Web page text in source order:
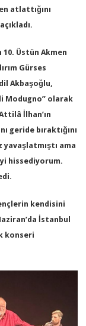
atlattığını
Üstün Akmen
Gürses
Akbaşoğlu,
Modugno” olarak
İlhan’ın
geride bıraktığını
yavaşlatmıştı ama
hissediyorum.
kendisini
İstanbul
konseri